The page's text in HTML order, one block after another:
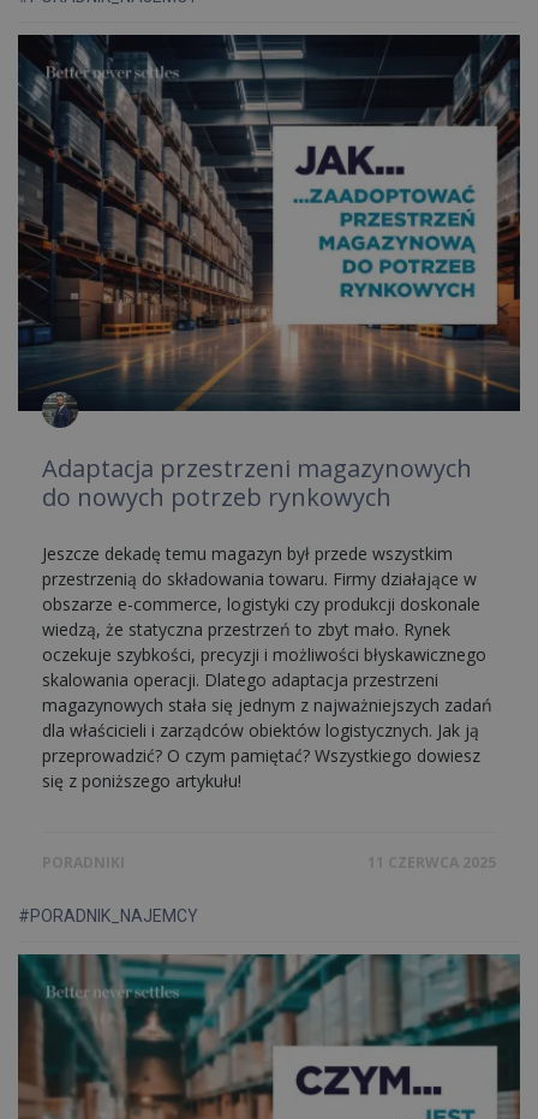
Adaptacja przestrzeni magazynowych
do nowych potrzeb rynkowych
Jeszcze dekadę temu magazyn był przede wszystkim
przestrzenią do składowania towaru. Firmy działające w
obszarze e-commerce, logistyki czy produkcji doskonale
wiedzą, że statyczna przestrzeń to zbyt mało. Rynek
oczekuje szybkości, precyzji i możliwości błyskawicznego
skalowania operacji. Dlatego adaptacja przestrzeni
magazynowych stała się jednym z najważniejszych zadań
dla właścicieli i zarządców obiektów logistycznych. Jak ją
przeprowadzić? O czym pamiętać? Wszystkiego dowiesz
się z poniższego artykułu!
PORADNIKI 11 CZERWCA 2025
#PORADNIK_NAJEMCY